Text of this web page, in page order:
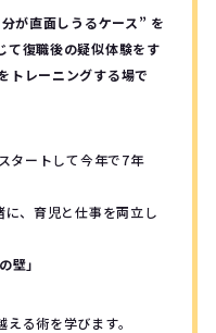
が直面しうるケース” を
て復職後の疑似体験をす
トレーニングする場で
タートして今年で7年
、育児と仕事を両立し
壁」
る術を学びます。